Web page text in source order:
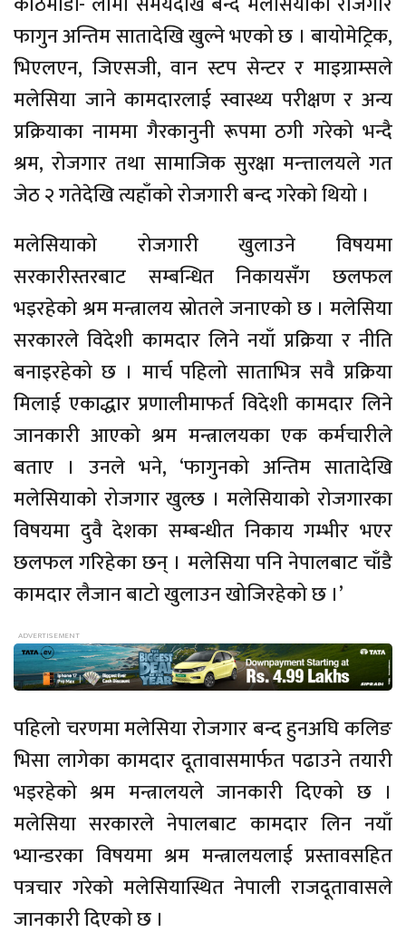
फागुन अन्तिम सातादेखि खुल्ने भएको छ । बायोमेट्रिक,
भिएलएन, जिएसजी, वान स्टप सेन्टर र माइग्राम्सले
मलेसिया जाने कामदारलाई स्वास्थ्य परीक्षण र अन्य
प्रक्रियाका नाममा गैरकानुनी रूपमा ठगी गरेको भन्दै
श्रम, रोजगार तथा सामाजिक सुरक्षा मन्त्तालयले गत
जेठ २ गतेदेखि त्यहाँको रोजगारी बन्द गरेको थियो ।
मलेसियाको रोजगारी खुलाउने विषयमा
सरकारीस्तरबाट सम्बन्धित निकायसँग छलफल
भइरहेको श्रम मन्त्रालय स्रोतले जनाएको छ । मलेसिया
सरकारले विदेशी कामदार लिने नयाँ प्रक्रिया र नीति
बनाइरहेको छ । मार्च पहिलो साताभित्र सवै प्रक्रिया
मिलाई एकाद्धार प्रणालीमाफर्त विदेशी कामदार लिने
जानकारी आएको श्रम मन्त्रालयका एक कर्मचारीले
बताए । उनले भने, ‘फागुनको अन्तिम सातादेखि
मलेसियाको रोजगार खुल्छ । मलेसियाको रोजगारका
विषयमा दुवै देशका सम्बन्धीत निकाय गम्भीर भएर
छलफल गरिहेका छन् । मलेसिया पनि नेपालबाट चाँडै
कामदार लैजान बाटो खुलाउन खोजिरहेको छ ।’
पहिलो चरणमा मलेसिया रोजगार बन्द हुनअघि कलिङ
भिसा लागेका कामदार दूतावासमार्फत पढाउने तयारी
भइरहेको श्रम मन्त्रालयले जानकारी दिएको छ ।
मलेसिया सरकारले नेपालबाट कामदार लिन नयाँ
भ्यान्डरका विषयमा श्रम मन्त्रालयलाई प्रस्तावसहित
पत्रचार गरेको मलेसियास्थित नेपाली राजदूतावासले
जानकारी दिएको छ ।